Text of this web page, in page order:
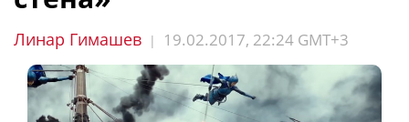
Линар Гимашев | 19.02.2017, 22:24 GMT+3